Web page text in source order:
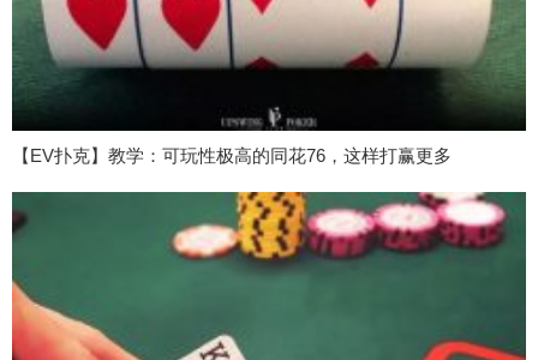
【EV扑克】教学：可玩性极高的同花76，这样打赢更多